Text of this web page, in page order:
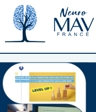
Aller
contenu